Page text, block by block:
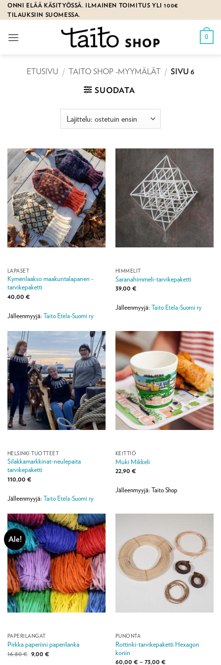
Skip
to
ONNI ELÄÄ KÄSITYÖSSÄ. ILMAINEN TOIMITUS YLI 100€
TILAUKSIIN SUOMESSA.
0
ETUSIVU / TAITO SHOP -MYYMÄLÄT / SIVU 6
SUODATA
LAPASET
Kymenlaakso maakuntalapanen -
tarvikepaketti
40,00 €
Jälleenmyyjä: Taito Etela-Suomi ry
HIMMELIT
Saranahimmeli-tarvikepaketti
39,00 €
Jälleenmyyjä: Taito Etela-Suomi ry
HELSINKI TUOTTEET
Silakkamarkkinat-neulepaita
tarvikepaketti
110,00 €
Jälleenmyyjä: Taito Etela-Suomi ry
KEITTIÖ
Muki Mikkeli
22,90 €
Jälleenmyyjä: Taito Shop
Ale!
PAPERILANGAT
Pirkka paperiini paperilanka
16,80€ Alkuperäinen
hinta
9,00 €Nykyinen
PUNONTA
Rottinki-tarvikepaketti Hexagon
koriin
60,00 € – 73,00 €Hintaluokka: